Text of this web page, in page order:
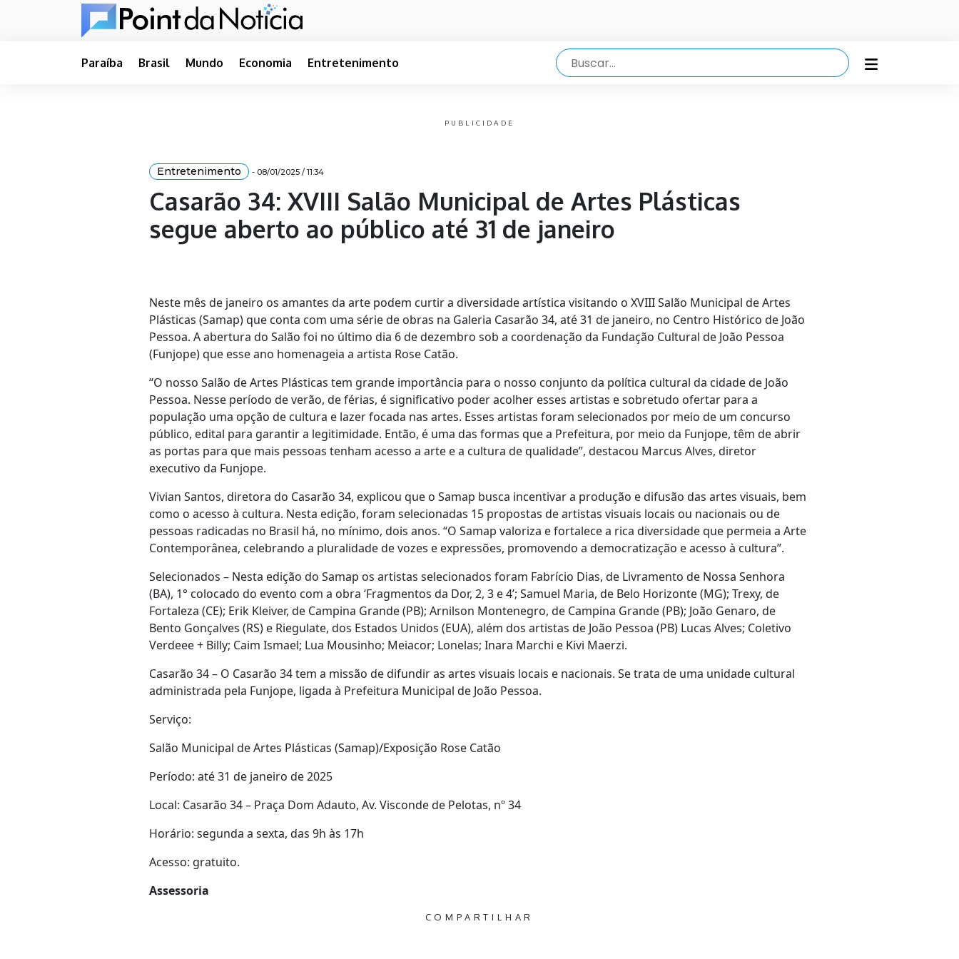
Paraíba Brasil Mundo Economia Entretenimento
PUBLICIDADE
Entretenimento - 08/01/2025 / 11:34
Casarão 34: XVIII Salão Municipal de Artes Plásticas
segue aberto ao público até 31 de janeiro
Neste mês de janeiro os amantes da arte podem curtir a diversidade artística visitando o XVIII Salão Municipal de Artes
Plásticas (Samap) que conta com uma série de obras na Galeria Casarão 34, até 31 de janeiro, no Centro Histórico de João
Pessoa. A abertura do Salão foi no último dia 6 de dezembro sob a coordenação da Fundação Cultural de João Pessoa
(Funjope) que esse ano homenageia a artista Rose Catão.
“O nosso Salão de Artes Plásticas tem grande importância para o nosso conjunto da política cultural da cidade de João
Pessoa. Nesse período de verão, de férias, é significativo poder acolher esses artistas e sobretudo ofertar para a
população uma opção de cultura e lazer focada nas artes. Esses artistas foram selecionados por meio de um concurso
público, edital para garantir a legitimidade. Então, é uma das formas que a Prefeitura, por meio da Funjope, têm de abrir
as portas para que mais pessoas tenham acesso a arte e a cultura de qualidade”, destacou Marcus Alves, diretor
executivo da Funjope.
Vivian Santos, diretora do Casarão 34, explicou que o Samap busca incentivar a produção e difusão das artes visuais, bem
como o acesso à cultura. Nesta edição, foram selecionadas 15 propostas de artistas visuais locais ou nacionais ou de
pessoas radicadas no Brasil há, no mínimo, dois anos. “O Samap valoriza e fortalece a rica diversidade que permeia a Arte
Contemporânea, celebrando a pluralidade de vozes e expressões, promovendo a democratização e acesso à cultura”.
Selecionados – Nesta edição do Samap os artistas selecionados foram Fabrício Dias, de Livramento de Nossa Senhora
(BA), 1° colocado do evento com a obra ‘Fragmentos da Dor, 2, 3 e 4’; Samuel Maria, de Belo Horizonte (MG); Trexy, de
Fortaleza (CE); Erik Kleiver, de Campina Grande (PB); Arnilson Montenegro, de Campina Grande (PB); João Genaro, de
Bento Gonçalves (RS) e Riegulate, dos Estados Unidos (EUA), além dos artistas de João Pessoa (PB) Lucas Alves; Coletivo
Verdeee + Billy; Caim Ismael; Lua Mousinho; Meiacor; Lonelas; Inara Marchi e Kivi Maerzi.
Casarão 34 – O Casarão 34 tem a missão de difundir as artes visuais locais e nacionais. Se trata de uma unidade cultural
administrada pela Funjope, ligada à Prefeitura Municipal de João Pessoa.
Serviço:
Salão Municipal de Artes Plásticas (Samap)/Exposição Rose Catão
Período: até 31 de janeiro de 2025
Local: Casarão 34 – Praça Dom Adauto, Av. Visconde de Pelotas, nº 34
Horário: segunda a sexta, das 9h às 17h
Acesso: gratuito.
Assessoria
COMPARTILHAR